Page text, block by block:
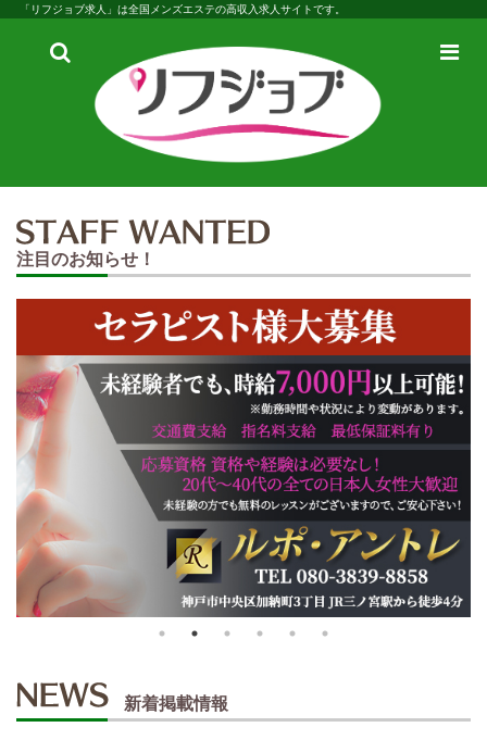
「リフジョブ求人」は全国メンズエステの高収入求人サイトです。
検
メ
注目のお知らせ！
新着掲載情報